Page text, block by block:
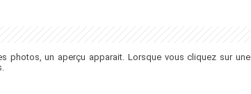
photos, un aperçu apparait. Lorsque vous cliquez sur une